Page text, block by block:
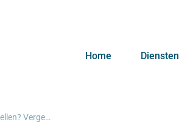
Home Diensten
Marketing strategie opstellen? Vergeet Pinterest niet